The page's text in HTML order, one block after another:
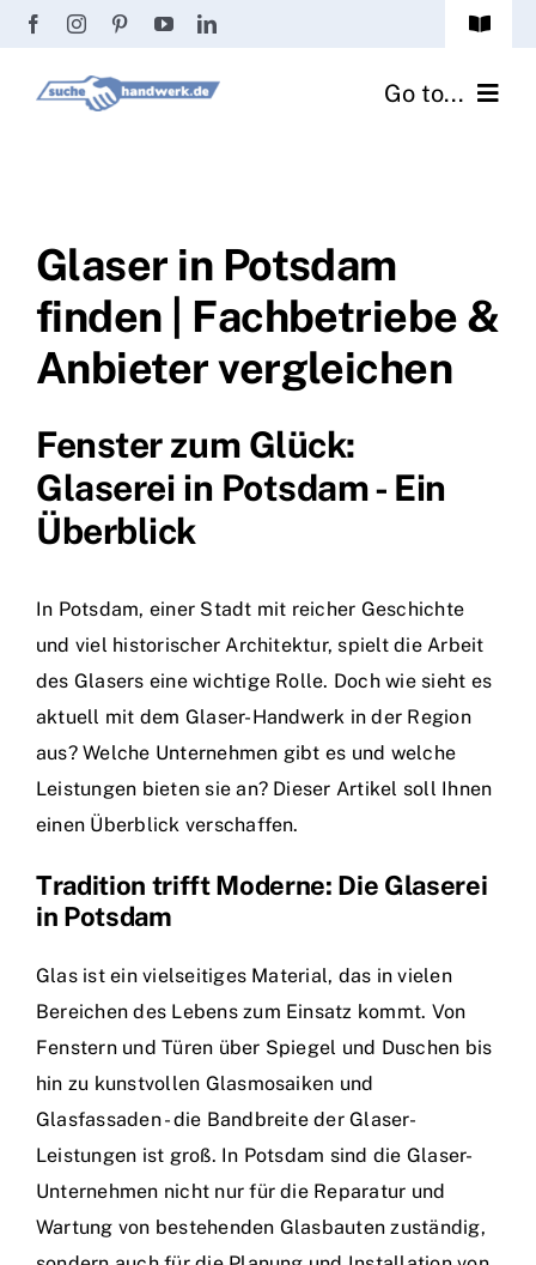
Zum
springen
Toggle
Passwort vergessen? Go to...
Handwerker Ratgeber
Wir über uns
Glaser in Potsdam
finden | Fachbetriebe &
Anbieter vergleichen
Fenster zum Glück:
Glaserei in Potsdam - Ein
Überblick
In Potsdam, einer Stadt mit reicher Geschichte
und viel historischer Architektur, spielt die Arbeit
des Glasers eine wichtige Rolle. Doch wie sieht es
aktuell mit dem Glaser-Handwerk in der Region
aus? Welche Unternehmen gibt es und welche
Leistungen bieten sie an? Dieser Artikel soll Ihnen
einen Überblick verschaffen.
Tradition trifft Moderne: Die Glaserei
in Potsdam
Glas ist ein vielseitiges Material, das in vielen
Bereichen des Lebens zum Einsatz kommt. Von
Fenstern und Türen über Spiegel und Duschen bis
hin zu kunstvollen Glasmosaiken und
Glasfassaden - die Bandbreite der Glaser-
Leistungen ist groß. In Potsdam sind die Glaser-
Unternehmen nicht nur für die Reparatur und
Wartung von bestehenden Glasbauten zuständig,